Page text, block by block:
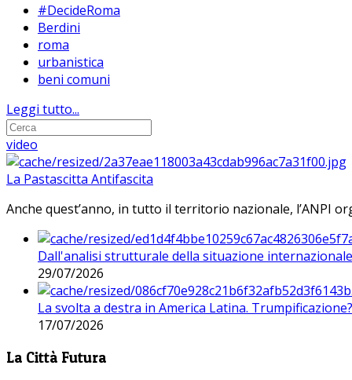
#DecideRoma
Berdini
roma
urbanistica
beni comuni
Leggi tutto...
video
La Pastascitta Antifascita
Anche quest’anno, in tutto il territorio nazionale, l’ANPI
Dall'analisi strutturale della situazione
29/07/2026
La svolta a destra in America Latina. Trumpificazione?
17/07/2026
La Città Futura